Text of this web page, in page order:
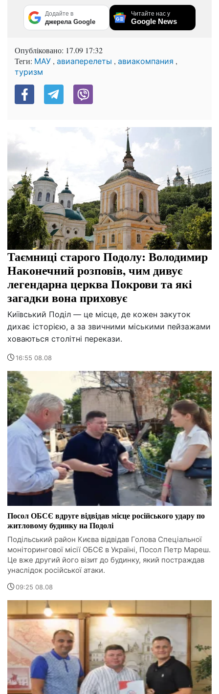
Додайте в
джерела Google
Читайте нас у
Google News
Опубліковано: 17.09 17:32
Теги: МАУ , авиаперелеты , авиакомпания ,
туризм
Таємниці старого Подолу: Володимир
Наконечний розповів, чим дивує
легендарна церква Покрови та які
загадки вона приховує
Київський Поділ — це місце, де кожен закуток
дихає історією, а за звичними міськими пейзажами
ховаються столітні перекази.
16:55 08.08
Посол ОБСЄ вдруге відвідав місце російського удару по
житловому будинку на Подолі
Подільський район Києва відвідав Голова Спеціальної
моніторингової місії ОБСЄ в Україні, Посол Петр Мареш.
Це вже другий його візит до будинку, який постраждав
унаслідок російської атаки.
09:25 08.08